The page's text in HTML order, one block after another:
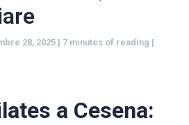
28, 2025 | 7 minutes of reading |
a Cesena: